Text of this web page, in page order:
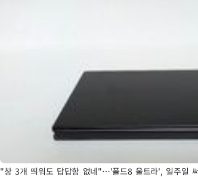
"창 3개 띄워도 답답함 없네"…'폴드8 울트라', 일주일